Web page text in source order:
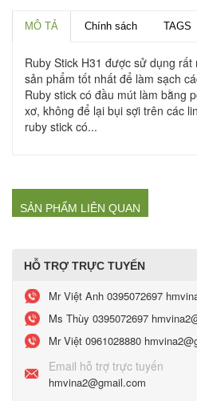
MÔ TẢ Chính sách TAGS
Ruby Stick H31 được sử dụng
sản phẩm tốt nhất để làm sạch
Ruby stick có đầu mút làm bằng
xơ, không để lại bụi sợi trên các
ruby stick có...
SẢN PHẨM LIÊN QUAN
HỖ TRỢ TRỰC TUYẾN
Mr Việt Anh 0395072697
Ms Thùy 0395072697
Mr Việt 0961028880
Email hỗ trợ trực tuyến
hmvina2@gmail.com